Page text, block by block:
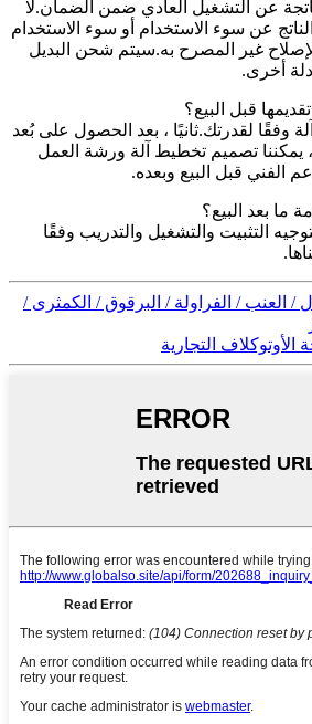
عن التشغيل العادي ضمن الضمان.لا
عن سوء الاستخدام أو سوء الاستخدام
الإصلاح غير المصرح به.سيتم شحن البديل
أخرى.
وفقًا لقدرتك.ثانيًا ، بعد الحصول على بُعد
تصميم تخطيط آلة ورشة العمل
الفني قبل البيع وبعده.
التثبيت والتشغيل والتدريب وفقًا
/ العنب / الفراولة / البرقوق / الكمثرى /
التجارية